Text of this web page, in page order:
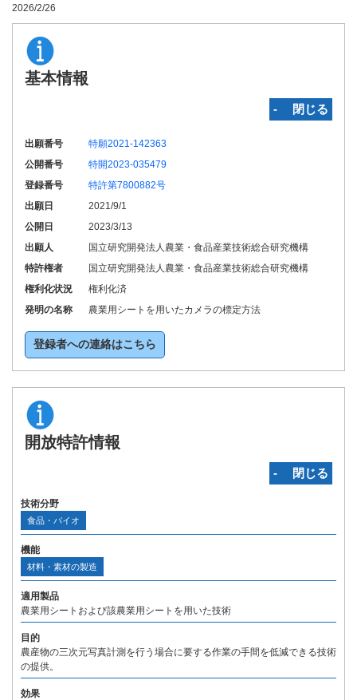
2026/2/26
基本情報
‐ 閉じる
出願番号
特願2021-142363
公開番号
特開2023-035479
登録番号
特許第7800882号
出願日
2021/9/1
公開日
2023/3/13
出願人
国立研究開発法人農業・食品産業技術総合研究機構
特許権者
国立研究開発法人農業・食品産業技術総合研究機構
権利化状況
権利化済
発明の名称
農業用シートを用いたカメラの標定方法
登録者への連絡はこちら
開放特許情報
‐ 閉じる
技術分野
食品・バイオ
機能
材料・素材の製造
適用製品
農業用シートおよび該農業用シートを用いた技術
目的
農産物の三次元写真計測を行う場合に要する作業の手間を低減できる技術
の提供。
効果